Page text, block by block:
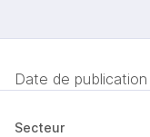
Date de publication
Secteur